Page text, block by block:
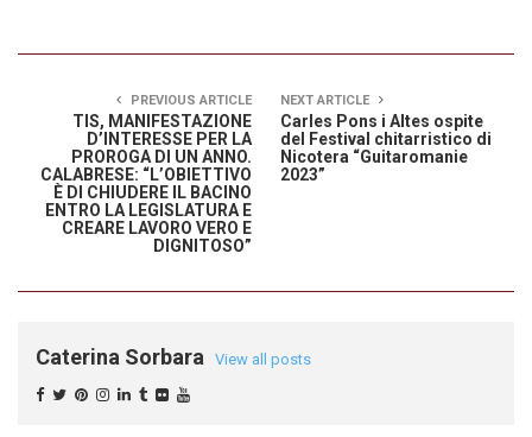
PREVIOUS ARTICLE
TIS, MANIFESTAZIONE
D’INTERESSE PER LA
PROROGA DI UN ANNO.
CALABRESE: “L’OBIETTIVO
È DI CHIUDERE IL BACINO
ENTRO LA LEGISLATURA E
CREARE LAVORO VERO E
DIGNITOSO”
NEXT ARTICLE
Carles Pons i Altes ospite
del Festival chitarristico di
Nicotera “Guitaromanie
2023”
Caterina Sorbara View all posts